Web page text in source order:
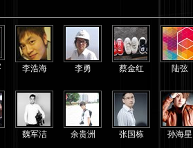
李浩海 李勇 蔡金红 陆弦
魏军洁 余贵洲 张国栋 孙海星